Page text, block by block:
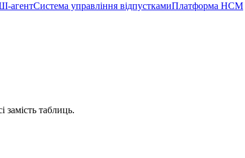
агентСистема управління відпусткамиПлатформа HCM
таблиць.